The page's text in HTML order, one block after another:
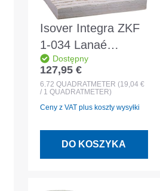
Isover Integra ZKF
1-034 Lanaé
5600x1200x100mm
filc mocujący
między krokwiami
Dostępny
Cena regularna:
127,95 €
6.72 QUADRATMETER (19,04 €
/ 1 QUADRATMETER)
Ceny z VAT plus koszty wysyłki
DO KOSZYKA